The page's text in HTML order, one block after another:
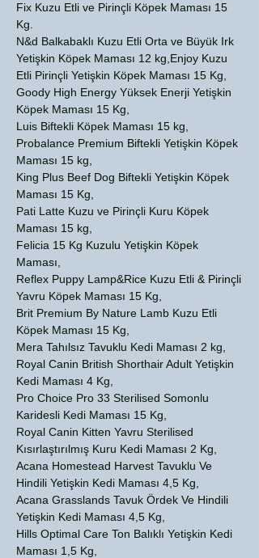
Fix Kuzu Etli ve Pirinçli Köpek Maması 15
Kg.
N&d Balkabaklı Kuzu Etli Orta ve Büyük Irk
Yetişkin Köpek Maması 12 kg,Enjoy Kuzu
Etli Pirinçli Yetişkin Köpek Maması 15 Kg,
Goody High Energy Yüksek Enerji Yetişkin
Köpek Maması 15 Kg,
Luis Biftekli Köpek Maması 15 kg,
Probalance Premium Biftekli Yetişkin Köpek
Maması 15 kg,
King Plus Beef Dog Biftekli Yetişkin Köpek
Maması 15 Kg,
Pati Latte Kuzu ve Pirinçli Kuru Köpek
Maması 15 kg,
Felicia 15 Kg Kuzulu Yetişkin Köpek
Maması,
Reflex Puppy Lamp&Rice Kuzu Etli & Pirinçli
Yavru Köpek Maması 15 Kg,
Brit Premium By Nature Lamb Kuzu Etli
Köpek Maması 15 Kg,
Mera Tahılsız Tavuklu Kedi Maması 2 kg,
Royal Canin British Shorthair Adult Yetişkin
Kedi Maması 4 Kg,
Pro Choice Pro 33 Sterilised Somonlu
Karidesli Kedi Maması 15 Kg,
Royal Canin Kitten Yavru Sterilised
Kısırlaştırılmış Kuru Kedi Maması 2 Kg,
Acana Homestead Harvest Tavuklu Ve
Hindili Yetişkin Kedi Maması 4,5 Kg,
Acana Grasslands Tavuk Ördek Ve Hindili
Yetişkin Kedi Maması 4,5 Kg,
Hills Optimal Care Ton Balıklı Yetişkin Kedi
Maması 1,5 Kg,